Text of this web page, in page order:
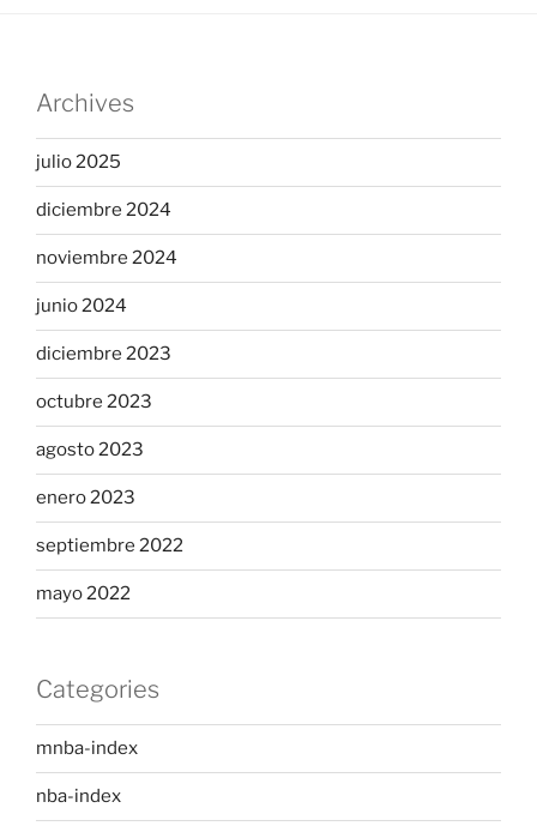
Archives
julio 2025
diciembre 2024
noviembre 2024
junio 2024
diciembre 2023
octubre 2023
agosto 2023
enero 2023
septiembre 2022
mayo 2022
Categories
mnba-index
nba-index